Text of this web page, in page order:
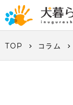
TOP コラム